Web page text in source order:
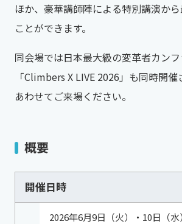
ほか、豪華講師陣による特別講演か
ことができます。
同会場では日本最大級の変革者カン
「Climbers X LIVE 2026」も同時開
あわせてご来場ください。
概要
開催日時
2026年6月9日（火）・10日（水